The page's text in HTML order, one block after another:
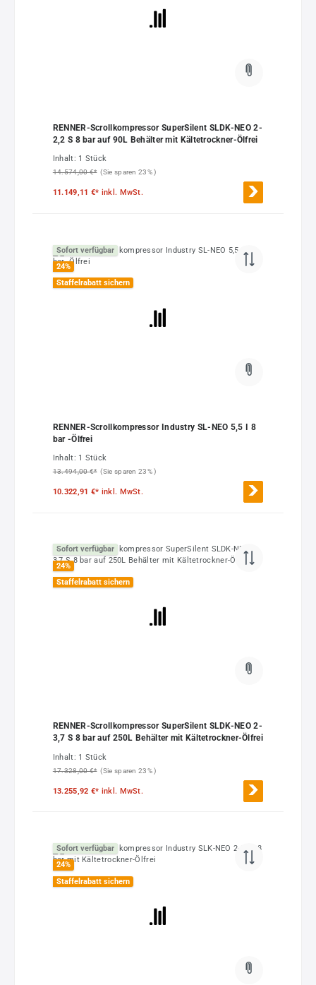
RENNER-Scrollkompressor SuperSilent SLDK-NEO 2-
2,2 S 8 bar auf 90L Behälter mit Kältetrockner-Ölfrei
Inhalt: 1 Stück
14.574,00 €* (Sie sparen 23% )
11.149,11 €* inkl. MwSt.
Sofort verfügbar
24%
Staffelrabatt sichern
RENNER-Scrollkompressor Industry SL-NEO 5,5 I 8
bar -Ölfrei
Inhalt: 1 Stück
13.494,00 €* (Sie sparen 23% )
10.322,91 €* inkl. MwSt.
Sofort verfügbar
24%
Staffelrabatt sichern
RENNER-Scrollkompressor SuperSilent SLDK-NEO 2-
3,7 S 8 bar auf 250L Behälter mit Kältetrockner-Ölfrei
Inhalt: 1 Stück
17.328,00 €* (Sie sparen 23% )
13.255,92 €* inkl. MwSt.
Sofort verfügbar
24%
Staffelrabatt sichern